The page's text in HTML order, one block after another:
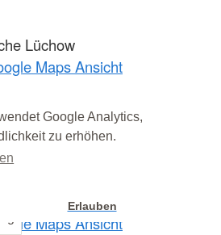
Google Analytics,
zu erhöhen.
Erlauben
Lüchow
Maps Ansicht
Dannenberg
Maps Ansicht
Gorleben
Maps Ansicht